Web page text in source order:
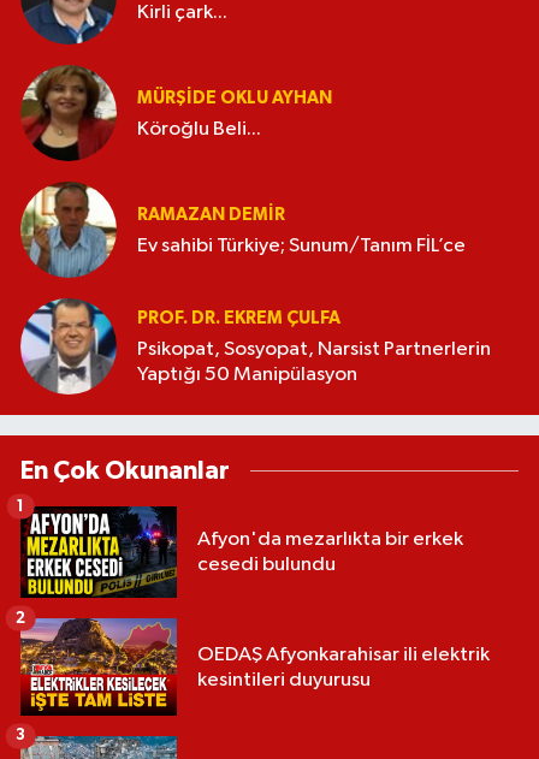
Kirli çark...
MÜRŞIDE OKLU AYHAN
Köroğlu Beli...
RAMAZAN DEMİR
Ev sahibi Türkiye; Sunum/Tanım FİL’ce
PROF. DR. EKREM ÇULFA
Psikopat, Sosyopat, Narsist Partnerlerin
Yaptığı 50 Manipülasyon
En Çok Okunanlar
Afyon'da mezarlıkta bir erkek
cesedi bulundu
1
OEDAŞ Afyonkarahisar ili elektrik
kesintileri duyurusu
2
3